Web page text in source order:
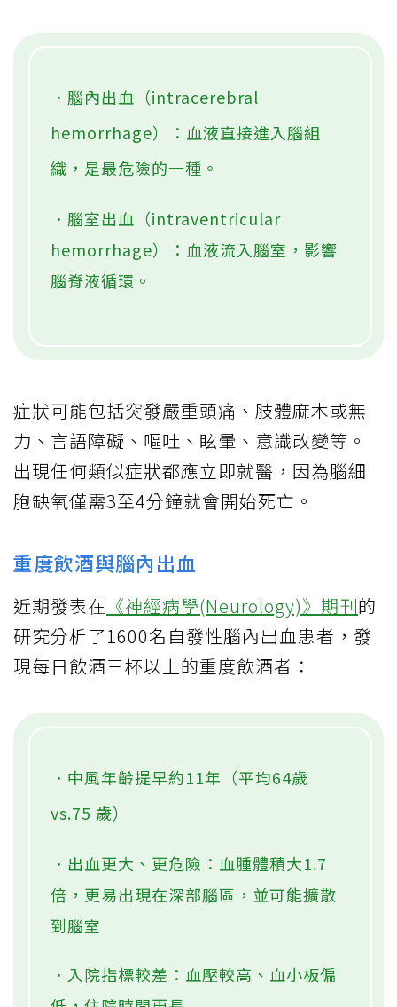
．腦內出血（intracerebral
hemorrhage）：血液直接進入腦組
織，是最危險的一種。
．腦室出血（intraventricular
hemorrhage）：血液流入腦室，影響
腦脊液循環。
症狀可能包括突發嚴重頭痛、肢體麻木或無
力、言語障礙、嘔吐、眩暈、意識改變等。
出現任何類似症狀都應立即就醫，因為腦細
胞缺氧僅需3至4分鐘就會開始死亡。
重度飲酒與腦內出血
近期發表在 《神經病學(Neurology)》期刊的
研究分析了1600名自發性腦內出血患者，發
現每日飲酒三杯以上的重度飲酒者：
．中風年齡提早約11年（平均64歲
vs.75 歲）
．出血更大、更危險：血腫體積大1.7
倍，更易出現在深部腦區，並可能擴散
到腦室
．入院指標較差：血壓較高、血小板偏